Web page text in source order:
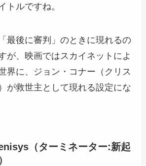
トルですね。
最後に審判」のときに現れるの
が、映画ではスカイネットによ
界に、ジョン・コナー（クリス
が救世主として現れる設定にな
（ターミネーター:新起